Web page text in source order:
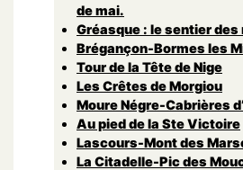
de mai.
Gréasque : le sentier des
Brégançon-Bormes les
Tour de la Tête de Nige
Les Crêtes de Morgiou
Moure Négre-Cabrières
Au pied de la Ste Victoire
Lascours-Mont des
La Citadelle-Pic des